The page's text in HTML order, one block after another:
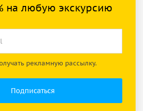
на любую экскурсию
рекламную рассылку.